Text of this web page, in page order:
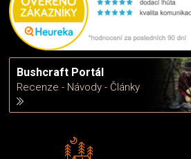
Bushcraft Portál
Recenze - Návody - Články